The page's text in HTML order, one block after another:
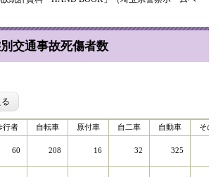
交通事故死傷者数
行者 自転車 原付車 自二車 自動車 そ
60 208 16 32 325